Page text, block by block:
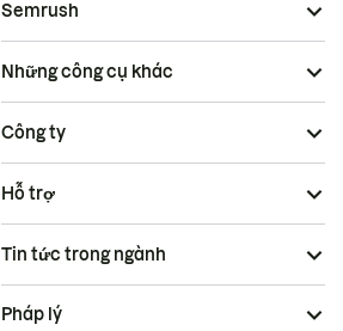
Semrush
Những công cụ khác
Công ty
Hỗ trợ
Tin tức trong ngành
Pháp lý